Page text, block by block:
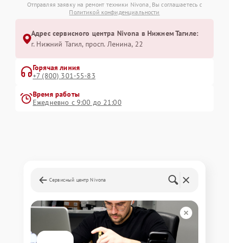
Отправляя заявку на ремонт техники Nivona, Вы соглашаетесь с
Политикой конфиденциальности
Адрес сервисного центра Nivona в Нижнем Тагиле:
г. Нижний Тагил, просп. Ленина, 22
Горячая линия
+7 (800) 301-55-83
Время работы
Ежедневно с 9:00 до 21:00
Сервисный центр Nivona